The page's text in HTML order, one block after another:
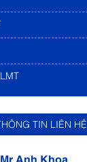
TIN LIÊN HỆ
Mr Anh Khoa